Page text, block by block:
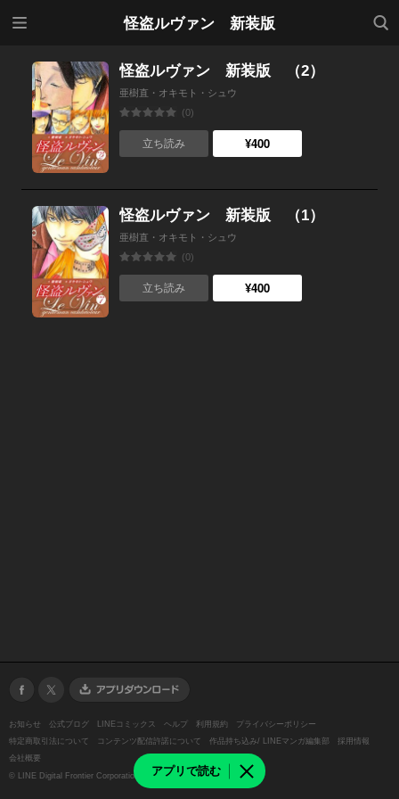
怪盗ルヴァン 新装版
検索
アプリで読む
怪盗ルヴァン 新装版 （2）
亜樹直・オキモト・シュウ
(0)
立ち読み ¥400
怪盗ルヴァン 新装版 （1）
亜樹直・オキモト・シュウ
(0)
立ち読み ¥400
お知らせ 公式ブログ LINEコミックス ヘルプ 利用規約
プライバシーポリシー
特定商取引法について
コンテンツ配信許諾について 作品持ち込み/ LINEマンガ編集部
採用情報
会社概要
© LINE Digital Frontier Corporation